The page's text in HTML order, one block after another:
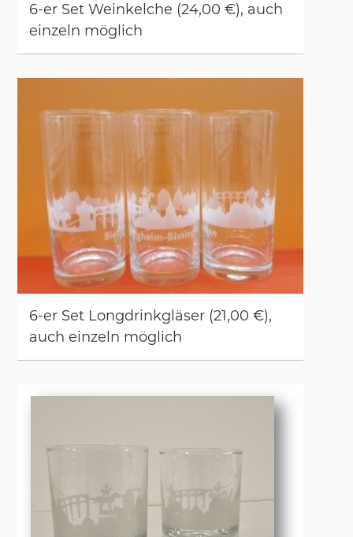
6-er Set Wein­kel­che (24,00 €), auch
ein­zeln mög­lich
6-er Set Long­drink­glä­ser (21,00 €),
auch ein­zeln mög­lich